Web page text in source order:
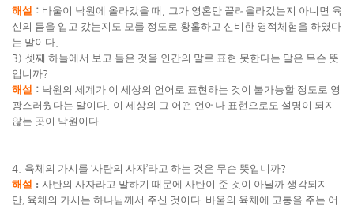
해설 : 바울이 낙원에 올라갔을 때
그가 영혼만 끌려올라갔는지 아니면 육
신의 몸을 입고 갔는지도 모를 정도로 황홀하고 신비한 영적체험을 하였다
는 말이다
3) 셋째 하늘에서 보고 들은 것을 인간의 말로 표현 못한다는 말은 무슨 뜻
입니까?
해설 : 낙원의 세계가 이 세상의 언어로 표현하는 것이 불가능할 정도로 영
광스러웠다는 말이다 이 세상의 그 어떤 언어나 표현으로도 설명이 되지
않는 곳이 낙원이다
4. 육체의 가시를 ‘사탄의 사자’라고 하는 것은 무슨 뜻입니까?
해설 : 사탄의 사자라고 말하기 때문에 사탄이 준 것이 아닐까 생각되지
만, 육체의 가시는 하나님께서 주신 것이다. 바울의 육체에 고통을 주는 어